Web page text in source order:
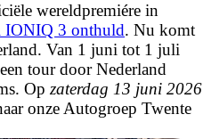
wereldpremiére in
IONIQ 3 onthuld. Nu komt
Van 1 juni tot 1 juli
tour door Nederland
Op zaterdag 13 juni 2026
onze Autogroep Twente